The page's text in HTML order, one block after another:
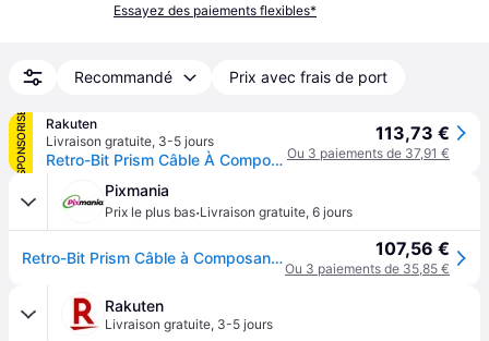
Essayez des paiements flexibles*
Recommandé Prix avec frais de port
SPONSORISÉ
Rakuten
Livraison gratuite, 3-5 jours
Retro-Bit Prism Câble À Composantes Gamecube
113,73 €
Ou 3 paiements de 37,91 €
Pixmania
Prix le plus bas·Livraison gratuite, 6 jours
Retro-Bit Prism Câble à Composantes GameCube - Neuf 107,56 €
Ou 3 paiements de 35,85 €
Rakuten
Livraison gratuite, 3-5 jours